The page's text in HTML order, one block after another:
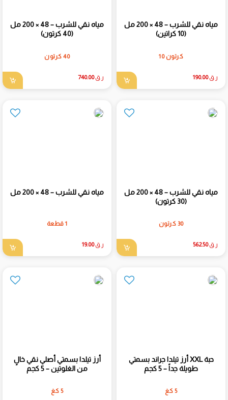
مياه نقي للشرب – 48 × 200 مل
(10 كراتين)
كرتون 10
ر.ق190.00
مياه نقي للشرب – 48 × 200 مل
(40 كرتون)
40 كرتون
ر.ق740.00
مياه نقي للشرب – 48 × 200 مل
(30 كرتون)
30 كرتون
ر.ق562.50
مياه نقي للشرب – 48 × 200 مل
1 قطعة
ر.ق19.00
أرز تيلدا جراند بسمتي XXL حبة
طويلة جداً – 5 كجم
5 كغ
أرز تيلدا بسمتي أصلي نقي خالٍ
من الغلوتين – 5 كجم
5 كغ